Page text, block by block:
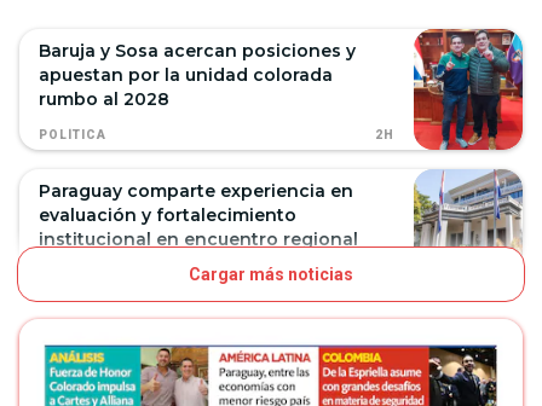
Baruja y Sosa acercan posiciones y
apuestan por la unidad colorada
rumbo al 2028
POLÍTICA 2H
Paraguay comparte experiencia en
evaluación y fortalecimiento
institucional en encuentro regional
Cargar más noticias